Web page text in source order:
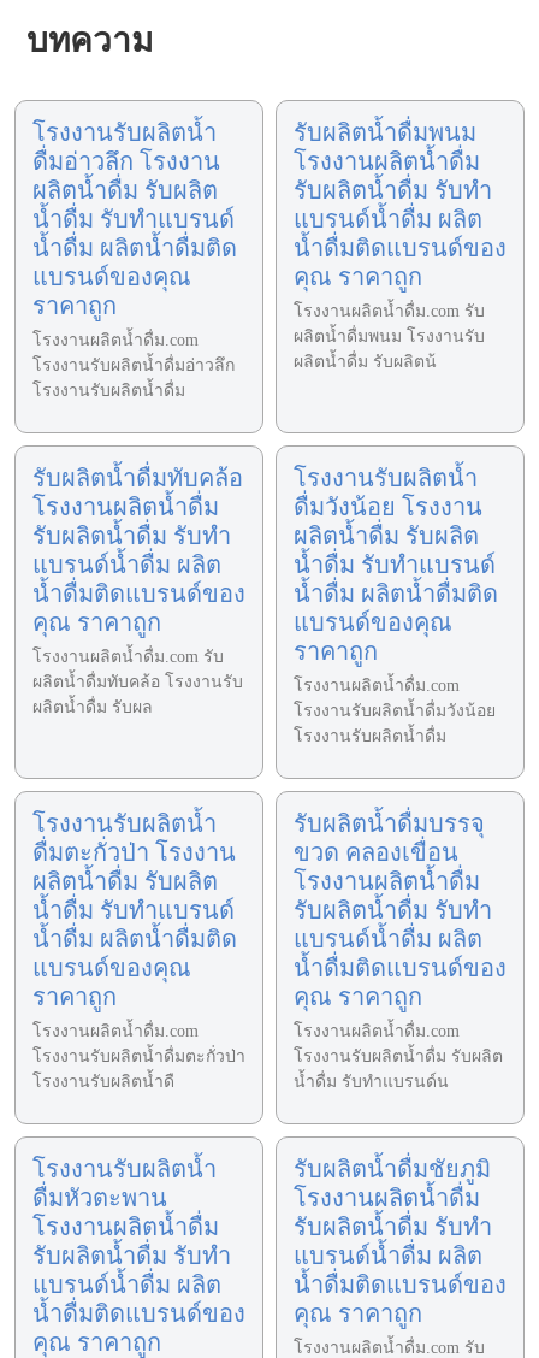
บทความ
โรงงานรับผลิตน้ำ
ดื่มอ่าวลึก โรงงาน
ผลิตน้ำดื่ม รับผลิต
น้ำดื่ม รับทำแบรนด์
น้ำดื่ม ผลิตน้ำดื่มติด
แบรนด์ของคุณ
ราคาถูก
โรงงานผลิตน้ำดื่ม.com
โรงงานรับผลิตน้ำดื่มอ่าวลึก
โรงงานรับผลิตน้ำดื่ม
รับผลิตน้ำดื่มพนม
โรงงานผลิตน้ำดื่ม
รับผลิตน้ำดื่ม รับทำ
แบรนด์น้ำดื่ม ผลิต
น้ำดื่มติดแบรนด์ของ
คุณ ราคาถูก
โรงงานผลิตน้ำดื่ม.com รับ
ผลิตน้ำดื่มพนม โรงงานรับ
ผลิตน้ำดื่ม รับผลิตน้
รับผลิตน้ำดื่มทับคล้อ
โรงงานผลิตน้ำดื่ม
รับผลิตน้ำดื่ม รับทำ
แบรนด์น้ำดื่ม ผลิต
น้ำดื่มติดแบรนด์ของ
คุณ ราคาถูก
โรงงานผลิตน้ำดื่ม.com รับ
ผลิตน้ำดื่มทับคล้อ โรงงานรับ
ผลิตน้ำดื่ม รับผล
โรงงานรับผลิตน้ำ
ดื่มวังน้อย โรงงาน
ผลิตน้ำดื่ม รับผลิต
น้ำดื่ม รับทำแบรนด์
น้ำดื่ม ผลิตน้ำดื่มติด
แบรนด์ของคุณ
ราคาถูก
โรงงานผลิตน้ำดื่ม.com
โรงงานรับผลิตน้ำดื่มวังน้อย
โรงงานรับผลิตน้ำดื่ม
โรงงานรับผลิตน้ำ
ดื่มตะกั่วป่า โรงงาน
ผลิตน้ำดื่ม รับผลิต
น้ำดื่ม รับทำแบรนด์
น้ำดื่ม ผลิตน้ำดื่มติด
แบรนด์ของคุณ
ราคาถูก
โรงงานผลิตน้ำดื่ม.com
โรงงานรับผลิตน้ำดื่มตะกั่วป่า
โรงงานรับผลิตน้ำดื
รับผลิตน้ำดื่มบรรจุ
ขวด คลองเขื่อน
โรงงานผลิตน้ำดื่ม
รับผลิตน้ำดื่ม รับทำ
แบรนด์น้ำดื่ม ผลิต
น้ำดื่มติดแบรนด์ของ
คุณ ราคาถูก
โรงงานผลิตน้ำดื่ม.com
โรงงานรับผลิตน้ำดื่ม รับผลิต
น้ำดื่ม รับทำแบรนด์น
โรงงานรับผลิตน้ำ
ดื่มหัวตะพาน
โรงงานผลิตน้ำดื่ม
รับผลิตน้ำดื่ม รับทำ
แบรนด์น้ำดื่ม ผลิต
น้ำดื่มติดแบรนด์ของ
คุณ ราคาถูก
รับผลิตน้ำดื่มชัยภูมิ
โรงงานผลิตน้ำดื่ม
รับผลิตน้ำดื่ม รับทำ
แบรนด์น้ำดื่ม ผลิต
น้ำดื่มติดแบรนด์ของ
คุณ ราคาถูก
โรงงานผลิตน้ำดื่ม.com รับ